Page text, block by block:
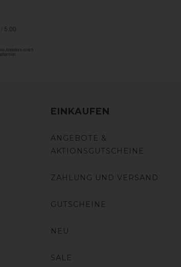
EINKAUFEN
ANGEBOTE &
AKTIONSGUTSCHEINE
ZAHLUNG UND VERSAND
GUTSCHEINE
NEU
SALE